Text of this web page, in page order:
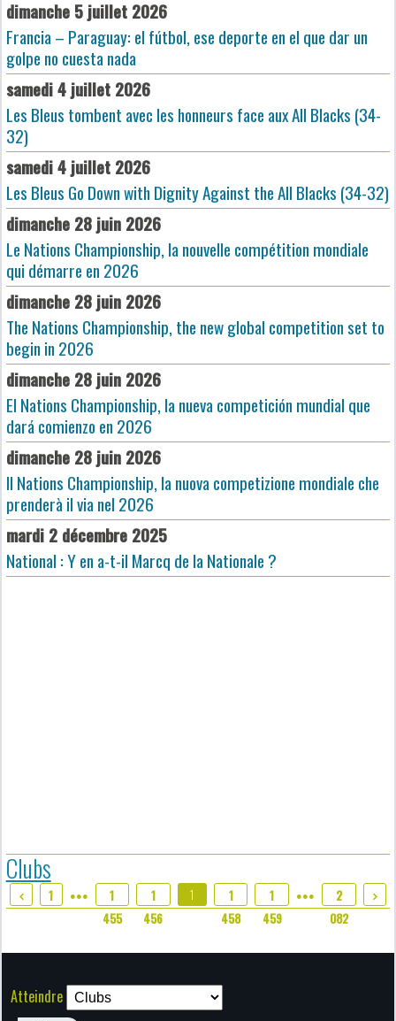
dimanche 5 juillet 2026
Francia – Paraguay: el fútbol, ese deporte en el que dar un
golpe no cuesta nada
samedi 4 juillet 2026
Les Bleus tombent avec les honneurs face aux All Blacks (34-
32)
samedi 4 juillet 2026
Les Bleus Go Down with Dignity Against the All Blacks (34-32)
dimanche 28 juin 2026
Le Nations Championship, la nouvelle compétition mondiale
qui démarre en 2026
dimanche 28 juin 2026
The Nations Championship, the new global competition set to
begin in 2026
dimanche 28 juin 2026
El Nations Championship, la nueva competición mundial que
dará comienzo en 2026
dimanche 28 juin 2026
Il Nations Championship, la nuova competizione mondiale che
prenderà il via nel 2026
mardi 2 décembre 2025
National : Y en a-t-il Marcq de la Nationale ?
Clubs
1 ●●●
1
455
1
456
1
1
458
1
459
●●●
2
082
Atteindre